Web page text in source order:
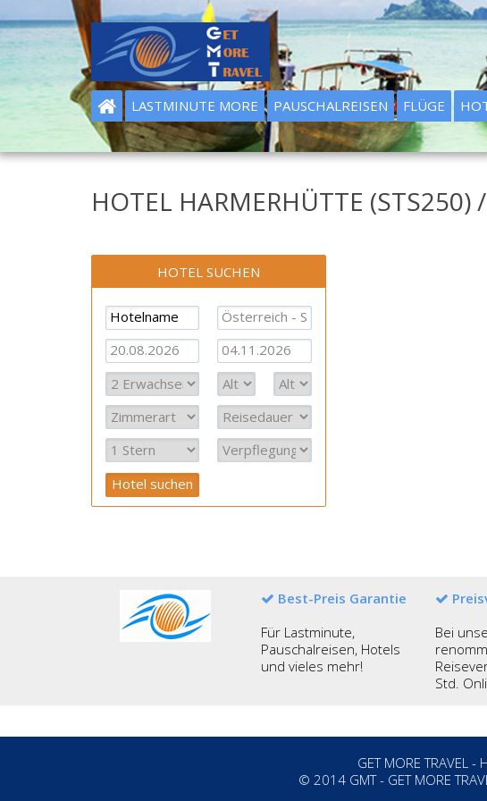
LASTMINUTE MORE PAUSCHALREISEN FLÜGE
HOTEL HARMERHÜTTE (STS250)
HOTEL SUCHEN
Best-Preis Garantie
Für Lastminute,
Pauschalreisen, Hotels
und vieles mehr!
Bei
Std.
GET MORE
© 2014 GMT - GET MORE